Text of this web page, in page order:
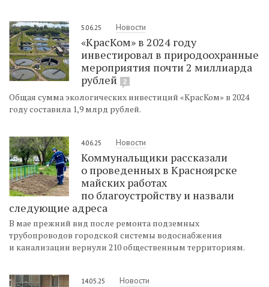
5.06.25 Новости
«КрасКом» в 2024 году
инвестировал в природоохранные
мероприятия почти 2 миллиарда
рублей
2
Общая сумма экологических инвестиций «КрасКом» в 2024
году составила 1,9 млрд рублей.
4.06.25 Новости
Коммунальщики рассказали
о проведенных в Красноярске
майских работах
по благоустройству и назвали
следующие адреса
В мае прежний вид после ремонта подземных
трубопроводов городской системы водоснабжения
и канализации вернули 210 общественным территориям.
14.05.25 Новости